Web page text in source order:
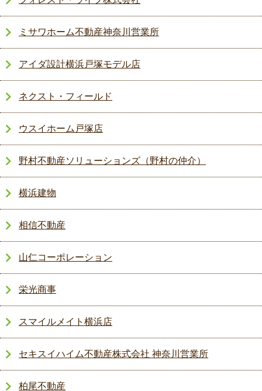
ミサワホーム不動産神奈川営業所
アイダ設計横浜戸塚モデル店
ネクスト・フィールド
ウスイホーム戸塚店
野村不動産ソリューションズ（野村の仲介）
横浜建物
相信不動産
山仁コーポレーション
栄光商事
スマイルメイト横浜店
セキスイハイム不動産株式会社 神奈川営業所
柏尾不動産